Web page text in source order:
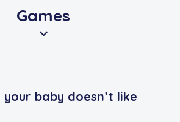
Games
baby doesn’t like